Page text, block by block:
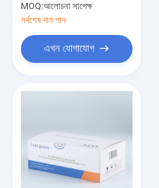
MOQ:আলোচনা সাপেক্ষ
সর্বশেষ দাম পান
এখন যোগাযোগ